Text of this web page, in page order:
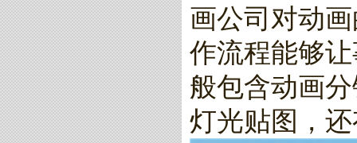
画公司对动
作流程能够
般包含动画
灯光贴图，